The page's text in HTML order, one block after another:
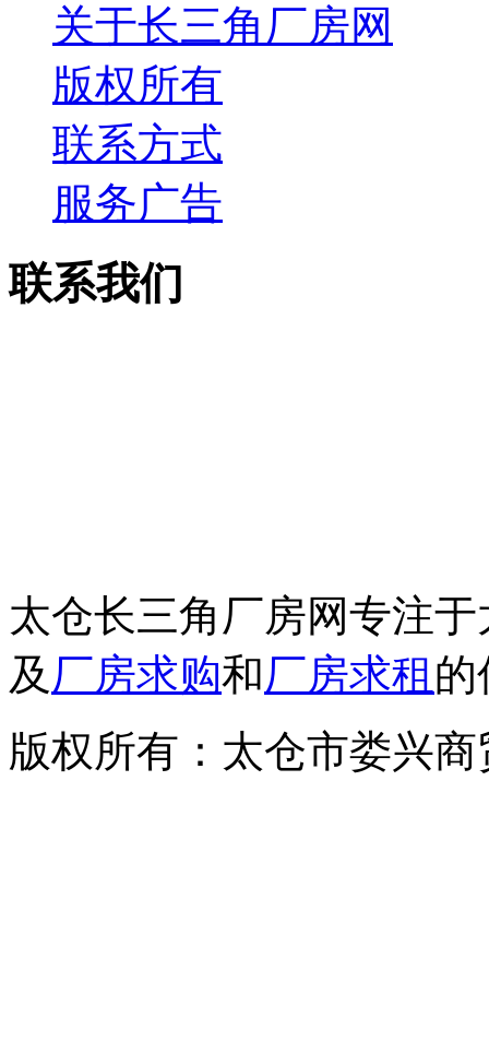
关于长三角厂房网
版权所有
联系方式
服务广告
联系我们
太仓长三角厂房网专注
及 厂房求购和厂房求租 的
版权所有：太仓市娄兴